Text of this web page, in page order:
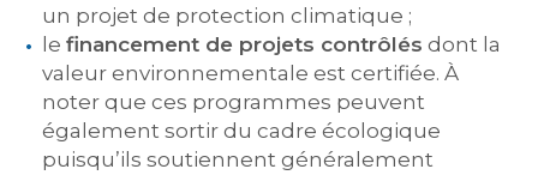
un projet de protection climatique ;
le financement de projets contrôlés dont la
valeur environnementale est certifiée. À
noter que ces programmes peuvent
également sortir du cadre écologique
puisqu’ils soutiennent généralement